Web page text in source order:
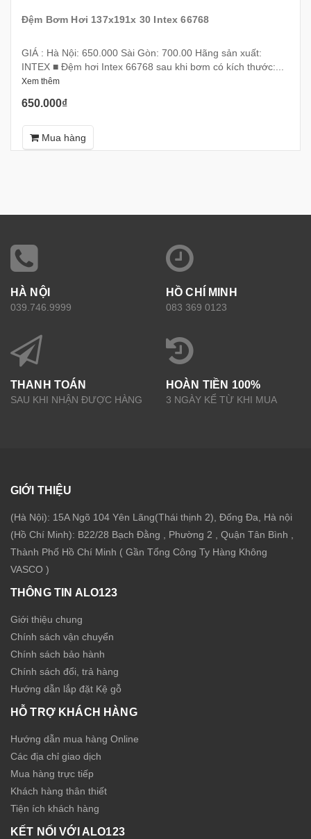
Đệm Bơm Hơi 137x191x 30 Intex 66768
GIÁ : Hà Nội: 650.000 Sài Gòn: 700.00 Hãng sản xuất:
INTEX ■ Đệm hơi Intex 66768 sau khi bơm có kích thước:...
Xem thêm
650.000₫
Mua hàng
HÀ NỘI
039.746.9999
HỒ CHÍ MINH
083 369 0123
THANH TOÁN
SAU KHI NHẬN ĐƯỢC HÀNG
HOÀN TIỀN 100%
3 NGÀY KỂ TỪ KHI MUA
GIỚI THIỆU
(Hà Nội): 15A Ngõ 104 Yên Lãng(Thái thịnh 2), Đống Đa, Hà nội
(Hồ Chí Minh): B22/28 Bạch Đằng , Phường 2 , Quận Tân Bình ,
Thành Phố Hồ Chí Minh ( Gần Tổng Công Ty Hàng Không
VASCO )
THÔNG TIN ALO123
Giới thiệu chung
Chính sách vận chuyển
Chính sách bảo hành
Chính sách đổi, trả hàng
Hướng dẫn lắp đặt Kệ gỗ
HỖ TRỢ KHÁCH HÀNG
Hướng dẫn mua hàng Online
Các địa chỉ giao dịch
Mua hàng trực tiếp
Khách hàng thân thiết
Tiện ích khách hàng
KẾT NỐI VỚI ALO123